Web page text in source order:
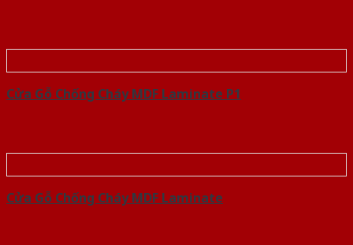
Cửa Gỗ Chống Cháy MDF Laminate P1
Cửa Gỗ Chống Cháy MDF Laminate